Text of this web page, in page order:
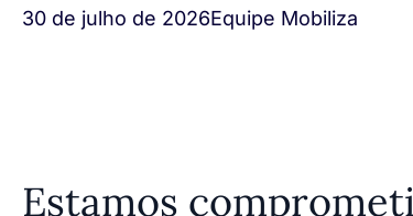
30 de julho de 2026Equipe Mobiliza
Estamos